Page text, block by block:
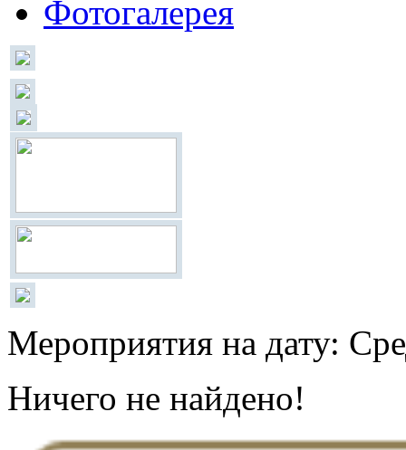
Мероприятия на дату:
Ничего не найдено!